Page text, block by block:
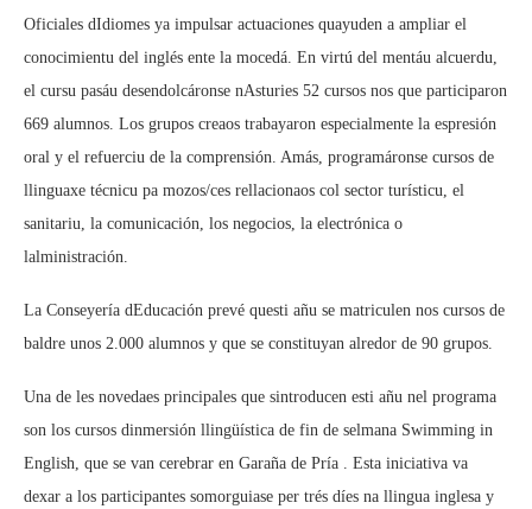
Oficiales dIdiomes ya impulsar actuaciones quayuden a ampliar el
conocimientu del inglés ente la mocedá. En virtú del mentáu alcuerdu,
el cursu pasáu desendolcáronse nAsturies 52 cursos nos que participaron
669 alumnos. Los grupos creaos trabayaron especialmente la espresión
oral y el refuerciu de la comprensión. Amás, programáronse cursos de
llinguaxe técnicu pa mozos/ces rellacionaos col sector turísticu, el
sanitariu, la comunicación, los negocios, la electrónica o
lalministración.
La Conseyería dEducación prevé questi añu se matriculen nos cursos de
baldre unos 2.000 alumnos y que se constituyan alredor de 90 grupos.
Una de les novedaes principales que sintroducen esti añu nel programa
son los cursos dinmersión llingüística de fin de selmana Swimming in
English, que se van cerebrar en Garaña de Pría . Esta iniciativa va
dexar a los participantes somorguiase per trés díes na llingua inglesa y